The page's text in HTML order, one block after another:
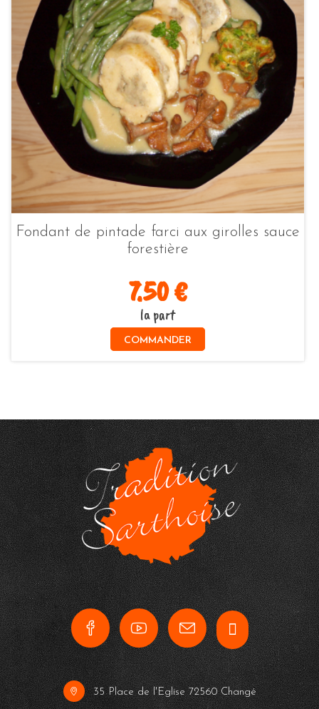
Fondant de pintade farci aux girolles sauce
forestière
7.50 €
la part
COMMANDER
35 Place de l'Eglise 72560 Changé